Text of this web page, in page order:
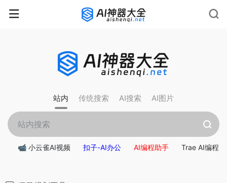
rnrn rnrn rnrn
站内 传统搜索 AI搜索 AI图片
📹 小云雀AI视频 扣子-AI办公 AI编程助手 Trae AI编程